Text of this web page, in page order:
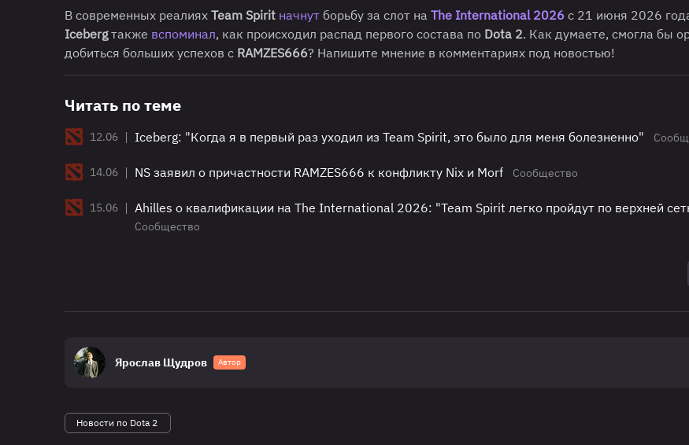
В современных реалиях Team Spirit начнут борьбу за слот на The International 2026 с 21 июня 2026
Icebergтакже вспоминал, как происходил распад первого состава по Dota 2. Как думаете, смогла бы
добиться больших успехов с RAMZES666? Напишите мнение в комментариях под новостью!
Читать по теме
12.06 | Iceberg: "Когда я в первый раз уходил из Team Spirit, это было для меня болезненно"
14.06 | NS заявил о причастности RAMZES666 к конфликту Nix и Morf Сообщество
15.06 | Ahilles о квалификации на The International 2026: "Team Spirit легко пройдут по верхней
Сообщество
Ярослав Щудров Автор
Новости по Dota 2